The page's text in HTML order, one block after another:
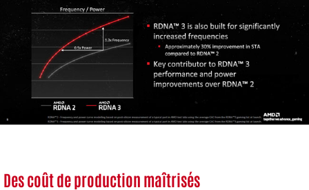
Des coût de production maîtrisés